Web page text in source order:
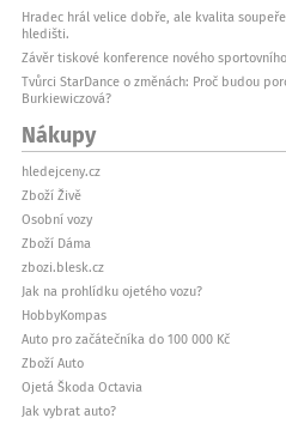
Hradec hrál velice dobře, ale kvalita
hledišti.
Závěr tiskové konference nového
Tvůrci StarDance o změnách: Proč budou
Burkiewiczová?
Nákupy
hledejceny.cz
Zboží Živě
Osobní vozy
Zboží Dáma
zbozi.blesk.cz
Jak na prohlídku ojetého vozu?
HobbyKompas
Auto pro začátečníka do 100 000 Kč
Zboží Auto
Ojetá Škoda Octavia
Jak vybrat auto?